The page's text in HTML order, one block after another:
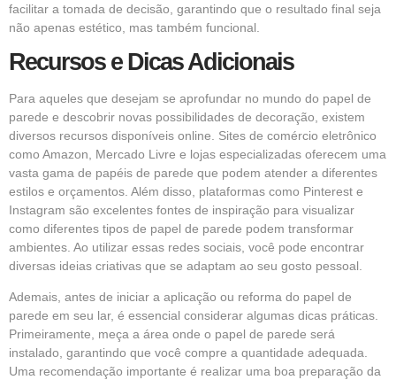
facilitar a tomada de decisão, garantindo que o resultado final seja
não apenas estético, mas também funcional.
Recursos e Dicas Adicionais
Para aqueles que desejam se aprofundar no mundo do papel de
parede e descobrir novas possibilidades de decoração, existem
diversos recursos disponíveis online. Sites de comércio eletrônico
como Amazon, Mercado Livre e lojas especializadas oferecem uma
vasta gama de papéis de parede que podem atender a diferentes
estilos e orçamentos. Além disso, plataformas como Pinterest e
Instagram são excelentes fontes de inspiração para visualizar
como diferentes tipos de papel de parede podem transformar
ambientes. Ao utilizar essas redes sociais, você pode encontrar
diversas ideias criativas que se adaptam ao seu gosto pessoal.
Ademais, antes de iniciar a aplicação ou reforma do papel de
parede em seu lar, é essencial considerar algumas dicas práticas.
Primeiramente, meça a área onde o papel de parede será
instalado, garantindo que você compre a quantidade adequada.
Uma recomendação importante é realizar uma boa preparação da